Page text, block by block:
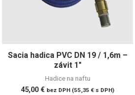
Sacia hadica PVC DN 19 / 1,6m –
závit 1″
Hadice na naftu
45,00 € bez DPH (55,35 € s DPH)